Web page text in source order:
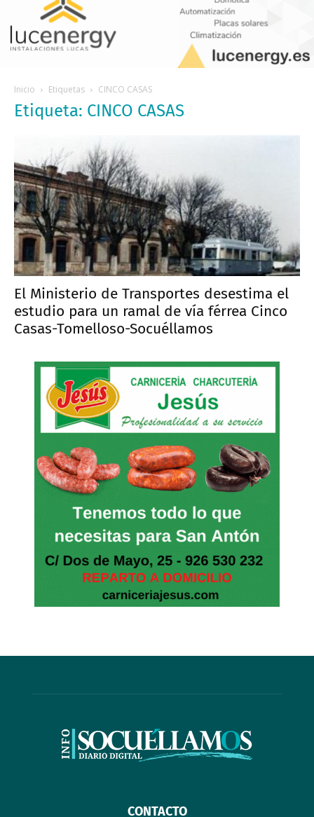
Inicio Etiquetas CINCO CASAS
Etiqueta: CINCO CASAS
El Ministerio de Transportes desestima el
estudio para un ramal de vía férrea Cinco
Casas-Tomelloso-Socuéllamos
CONTACTO